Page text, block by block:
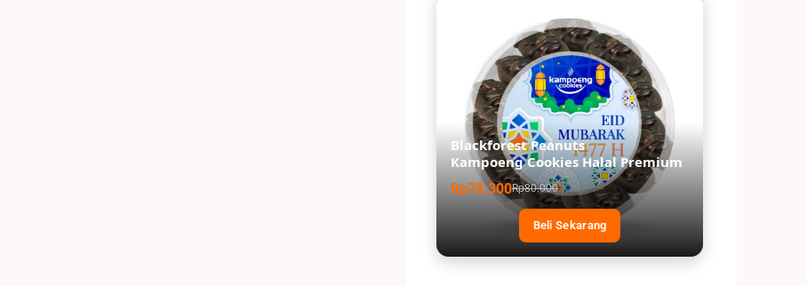
Blackforest Peanuts
Kampoeng Cookies Halal Premium
Rp78.300Rp80.000
Beli Sekarang